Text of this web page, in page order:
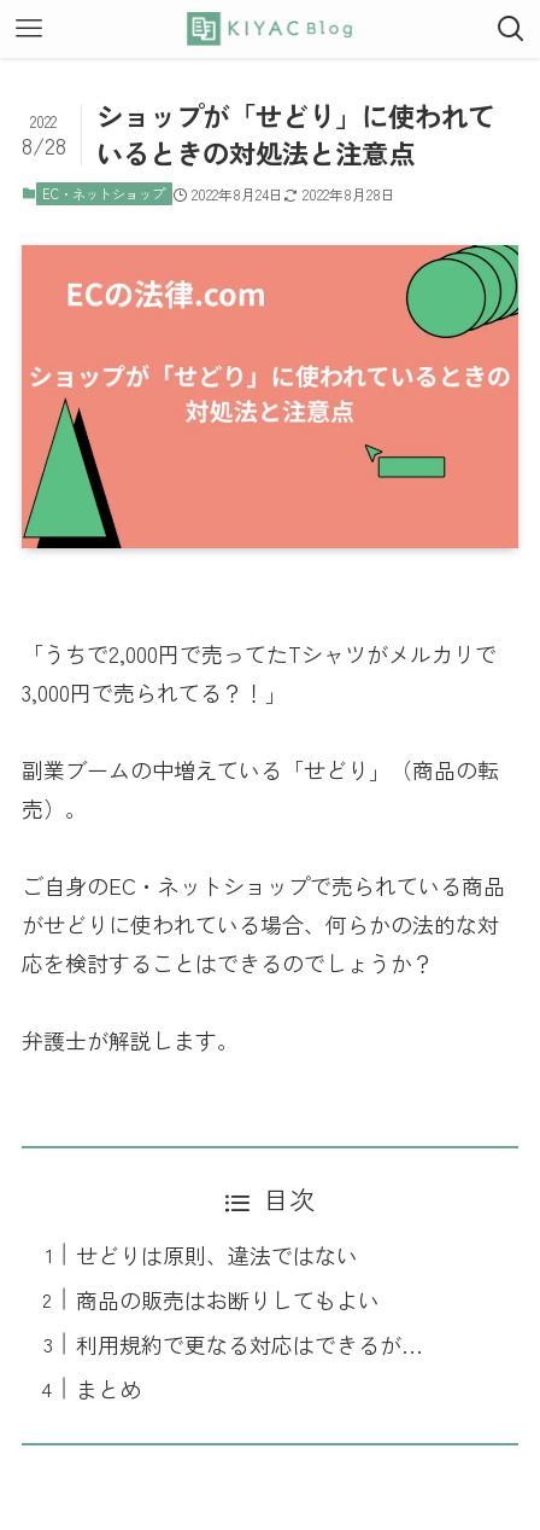
ショップが「せどり」に使われて
いるときの対処法と注意点
2022
8/28
EC・ネットショップ 2022年8月24日 2022年8月28日
「うちで2,000円で売ってたTシャツがメルカリで
3,000円で売られてる？！」
副業ブームの中増えている「せどり」（商品の転
売）。
ご自身のEC・ネットショップで売られている商品
がせどりに使われている場合、何らかの法的な対
応を検討することはできるのでしょうか？
弁護士が解説します。
目次
せどりは原則、違法ではない
商品の販売はお断りしてもよい
利用規約で更なる対応はできるが…
まとめ